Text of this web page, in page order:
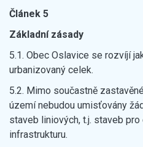
Článek 5
Základní zásady
5.1. Obec Oslavice se rozvíjí
urbanizovaný celek.
5.2. Mimo součastně
území nebudou umisťovány
staveb liniových, t.j. staveb
infrastrukturu.